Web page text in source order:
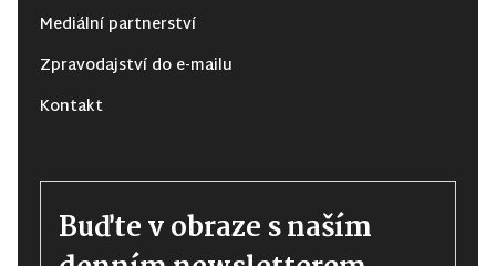
Mediální partnerství
Zpravodajství do e-mailu
Kontakt
Buďte v obraze s naším